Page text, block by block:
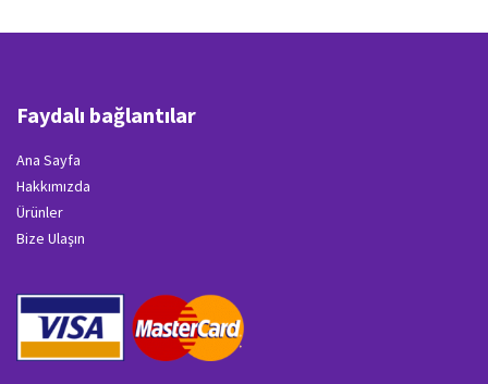
Faydalı bağlantılar
Ana Sayfa
Hakkımızda
Ürünler
Bize Ulaşın